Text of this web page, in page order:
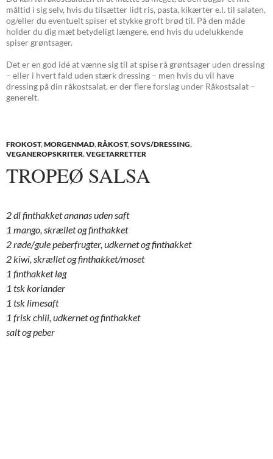
måltid i sig selv, hvis du tilsætter lidt ris, pasta, kikærter e.l. til salaten,
og/eller du eventuelt spiser et stykke groft brød til. På den måde
holder du dig mæt betydeligt længere, end hvis du udelukkende
spiser grøntsager.
Det er en god idé at vænne sig til at spise rå grøntsager uden dressing
– eller i hvert fald uden stærk dressing – men hvis du vil have
dressing på din råkostsalat, er der flere forslag under Råkostsalat –
generelt.
FROKOST,MORGENMAD,RÅKOST,SOVS/DRESSING,
VEGANEROPSKRITER,VEGETARRETTER
TROPEØ SALSA
2 dl finthakket ananas uden saft
1 mango, skrællet og finthakket
2 røde/gule peberfrugter, udkernet og finthakket
2 kiwi, skrællet og finthakket/moset
1 finthakket løg
1 tsk koriander
1 tsk limesaft
1 frisk chili, udkernet og finthakket
salt og peber